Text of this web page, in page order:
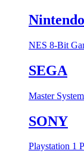
Nintendo
NES 8-Bit
SEGA
Master System
SONY
Playstation 1